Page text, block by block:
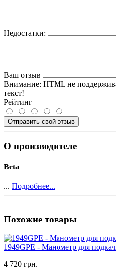
Недостатки:
Ваш отзыв
Внимание: HTML не
текст!
Рейтинг
Отправить свой отзыв
О производителе
Beta
... Подробнее...
Похожие товары
1949GPE - Манометр для
4 720 грн.